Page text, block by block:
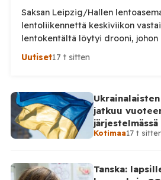
Saksan Leipzig/Hallen
lentoliikennettä keskiviikon
lentokentältä löytyi drooni,
epäilty räjähdelaite. Saksan
lentoaseman rahtialueelta läheltä
Antonov-rahtikonetta ns.
droonissa oli tuntematonta
sekä sytyttimeksi epäilty osa.
vahvistanut kaikkia yksityiskohtia,
Uutiset17 t sitten
jatkuu
satoja
Kotimaa17 t
Tanska: